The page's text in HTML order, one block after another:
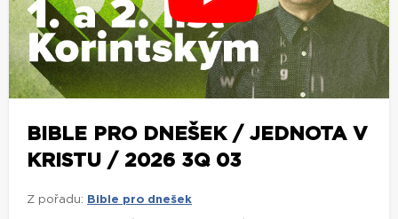
BIBLE PRO DNEŠEK / JEDNOTA V
KRISTU / 2026 3Q 03
Z pořadu: Bible pro dnešek